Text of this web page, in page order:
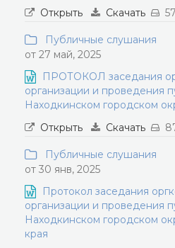
Открыть
Скачать
Публичные слушания
от 27 май, 2025
ПРОТОКОЛ заседания
организации и проведения
Находкинском городском
Открыть
Скачать
Публичные слушания
от 30 янв, 2025
Протокол заседания
организации и проведения
Находкинском городском
края